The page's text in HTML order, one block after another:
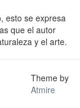
esto se expresa
que el autor
y el arte.
Theme by
Atmire